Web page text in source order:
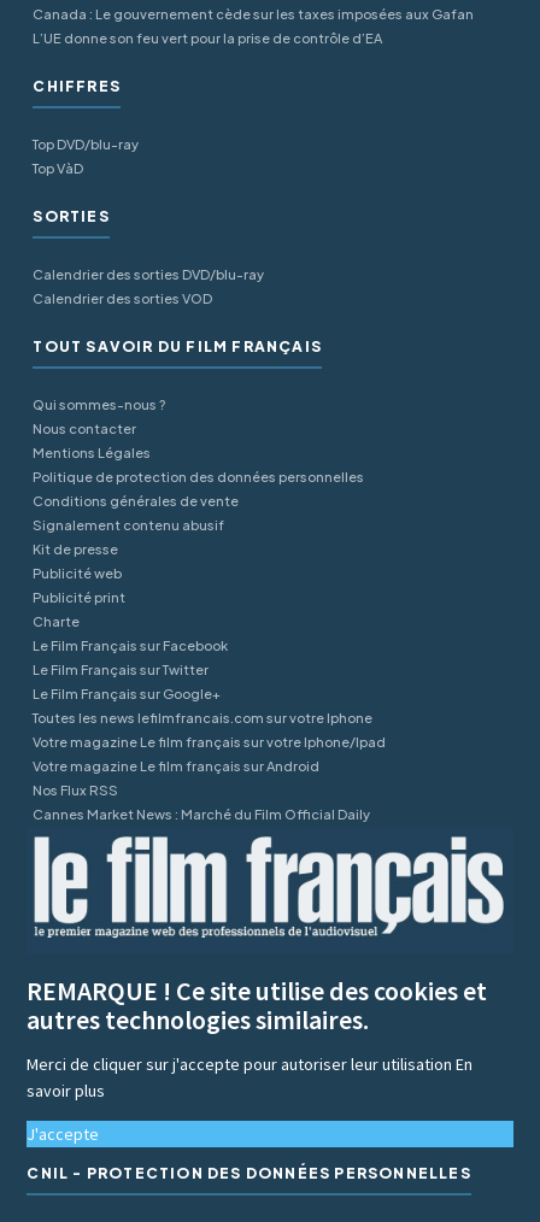
Canada : Le gouvernement cède sur les taxes imposées aux Gafan
L’UE donne son feu vert pour la prise de contrôle d’EA
CHIFFRES
Top DVD/blu-ray
Top VàD
SORTIES
Calendrier des sorties DVD/blu-ray
Calendrier des sorties VOD
TOUT SAVOIR DU FILM FRANÇAIS
Qui sommes-nous ?
Nous contacter
Mentions Légales
Politique de protection des données personnelles
Conditions générales de vente
Signalement contenu abusif
Kit de presse
Publicité web
Publicité print
Charte
Le Film Français sur Facebook
Le Film Français sur Twitter
Le Film Français sur Google+
Toutes les news lefilmfrancais.com sur votre Iphone
Votre magazine Le film français sur votre Iphone/Ipad
Votre magazine Le film français sur Android
Nos Flux RSS
Cannes Market News : Marché du Film Official Daily
REMARQUE ! Ce site utilise des cookies et
autres technologies similaires.
Merci de cliquer sur j'accepte pour autoriser leur utilisationEn
savoir plus
J'accepte
CNIL - PROTECTION DES DONNÉES PERSONNELLES